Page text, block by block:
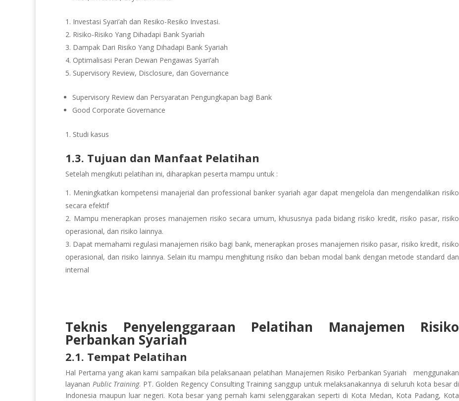
Investasi Syari’ah dan Resiko-Resiko Investasi.
Risiko-Risiko Yang Dihadapi Bank Syariah
Dampak Dari Risiko Yang Dihadapi Bank Syariah
Optimalisasi Peran Dewan Pengawas Syari’ah
Supervisory Review, Disclosure, dan Governance
Supervisory Review dan Persyaratan Pengungkapan bagi Bank
Good Corporate Governance
Studi kasus
1.3. Tujuan dan Manfaat Pelatihan
Setelah mengikuti pelatihan ini, diharapkan peserta mampu untuk :
Meningkatkan kompetensi manajerial dan professional banker syariah agar dapat mengelola dan mengendalikan risiko
secara efektif
Mampu menerapkan proses manajemen risiko secara umum, khususnya pada bidang risiko kredit, risiko pasar, risiko
operasional, dan risiko lainnya.
Dapat memahami regulasi manajemen risiko bagi bank, menerapkan proses manajemen risiko pasar, risiko kredit, risiko
operasional, dan risiko lainnya. Selain itu mampu menghitung risiko dan beban modal bank dengan metode standard dan
internal
Teknis Penyelenggaraan Pelatihan Manajemen Risiko
Perbankan Syariah
2.1. Tempat Pelatihan
Hal Pertama yang akan kami sampaikan bila pelaksanaan pelatihan Manajemen Risiko Perbankan Syariah
menggunakan
layanan Public Training. PT. Golden Regency Consulting Training sanggup untuk melaksanakannya di seluruh kota besar di
Indonesia maupun luar negeri. Kota besar yang pernah kami selenggarakan seperti di Kota Medan, Kota Padang, Kota